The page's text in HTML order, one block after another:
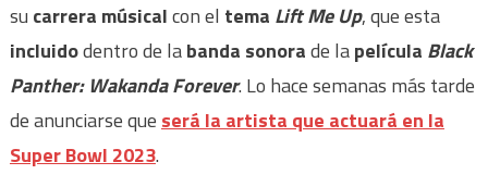
su carrera músicalcon el tema Lift Me Up, que esta
incluidodentro de labanda sonorade lapelícula Black
Panther: Wakanda Forever. Lo hace semanas más tarde
de anunciarse que será la artista que actuará en la
Super Bowl 2023.